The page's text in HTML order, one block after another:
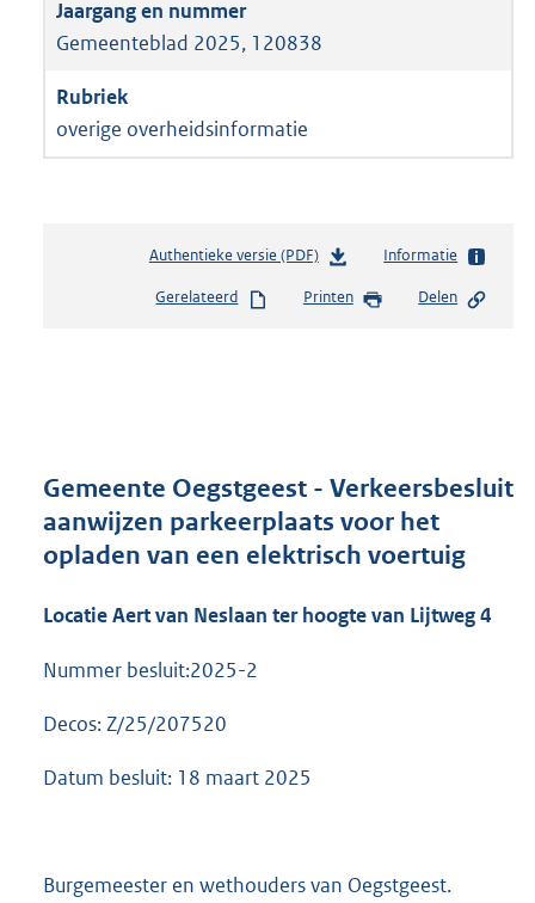
Gemeenteblad 2025, 120838
overige overheidsinformatie
Authentieke versie (PDF)b
s
o
t
Informatie
Gerelateerd Printen Delen
Gemeente Oegstgeest - Verkeersbesluit
aanwijzen parkeerplaats voor het
opladen van een elektrisch voertuig
Locatie Aert van Neslaan ter hoogte van Lijtweg 4
Nummer besluit:2025-2
Decos: Z/25/207520
Datum besluit: 18 maart 2025
Burgemeester en wethouders van Oegstgeest.